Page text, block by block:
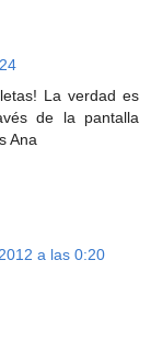
La verdad es
de la pantalla
Ana
a las 0:20